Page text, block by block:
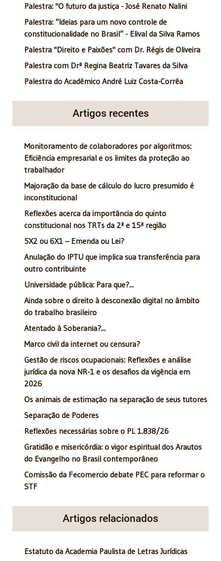
Palestra: "O futuro da justiça - José Renato Nalini
Palestra: “Ideias para um novo controle de
constitucionalidade no Brasil” - Elival da Silva Ramos
Palestra "Direito e Paixões" com Dr. Régis de Oliveira
Palestra com Drª Regina Beatriz Tavares da Silva
Palestra do Acadêmico André Luiz Costa-Corrêa
Artigos recentes
Monitoramento de colaboradores por algoritmos:
Eficiência empresarial e os limites da proteção ao
trabalhador
Majoração da base de cálculo do lucro presumido é
inconstitucional
Reflexões acerca da importância do quinto
constitucional nos TRTs da 2ª e 15ª região
5X2 ou 6X1 – Emenda ou Lei?
Anulação do IPTU que implica sua transferência para
outro contribuinte
Universidade pública: Para que?...
Ainda sobre o direito à desconexão digital no âmbito
do trabalho brasileiro
Atentado à Soberania?...
Marco civil da internet ou censura?
Gestão de riscos ocupacionais: Reflexões e análise
jurídica da nova NR-1 e os desafios da vigência em
2026
Os animais de estimação na separação de seus tutores
Separação de Poderes
Reflexões necessárias sobre o PL 1.838/26
Gratidão e misericórdia: o vigor espiritual dos Arautos
do Evangelho no Brasil contemporâneo
Comissão da Fecomercio debate PEC para reformar o
STF
Artigos relacionados
Estatuto da Academia Paulista de Letras Jurídicas